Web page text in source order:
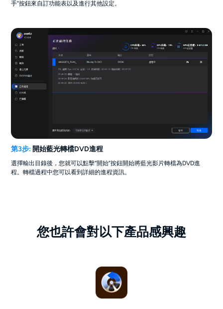
手”按鈕來自訂功能表以及進行其他設定。
第3步: 開始藍光轉檔DVD進程
選擇輸出目錄後，您就可以點擊“開始”按鈕開始將藍光影片轉檔為DVD進
程。轉檔過程中您可以看到詳細的進程資訊。
您也許會對以下產品感興趣